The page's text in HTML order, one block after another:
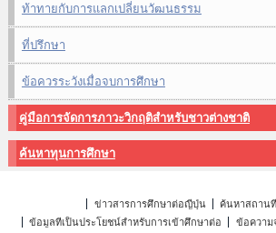
ท้าทายกับการแลกเปลี่ยนวัฒนธรรม
ที่ปรึกษา
ข้อควรระวังเมื่อจบการศึกษา
คู่มือการจัดการภาวะวิกฤติสำหรับชาวต่างชาติ
ค้นหาทุนการศึกษา
ข่าวสารการศึกษาต่อญี่ปุ่น
ค้นหาสถาน
ข้อมูลที่เป็นประโยชน์สำหรับการเข้าศึกษาต่อ
ข้อความ